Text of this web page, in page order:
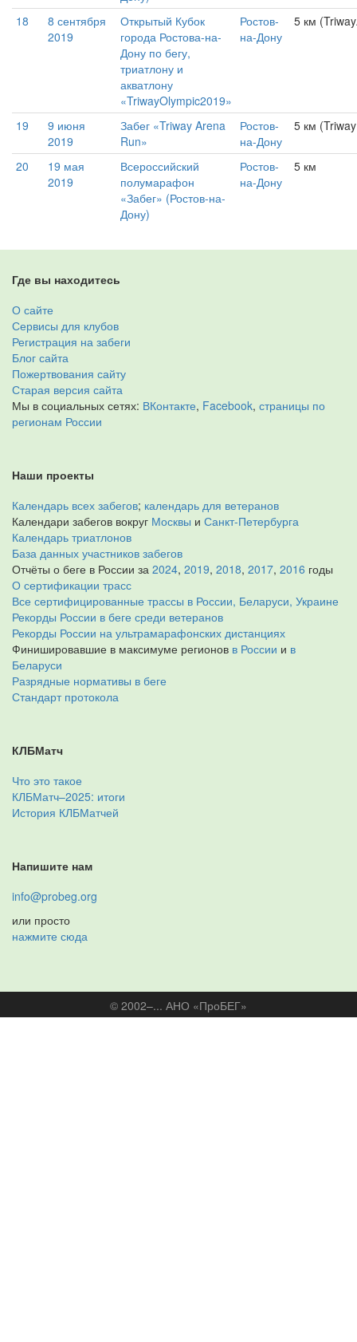
18
8 сентября
2019
Открытый Кубок
города Ростова-на-
Дону по бегу,
триатлону и
акватлону
«TriwayOlympic2019»
Ростов-
на-Дону
5 км
19
9 июня
2019
Забег «Triway Arena
Run»
Ростов-
на-Дону
5 км
20
19 мая
2019
Всероссийский
полумарафон
«Забег» (Ростов-на-
Дону)
Ростов-
на-Дону
5 км
Где вы находитесь
О сайте
Сервисы для клубов
Регистрация на забеги
Блог сайта
Пожертвования сайту
Старая версия сайта
Мы в социальных сетях: ВКонтакте, Facebook, страницы по
регионам России
Наши проекты
Календарь всех забегов; календарь для ветеранов
Календари забегов вокруг Москвы и Санкт-Петербурга
Календарь триатлонов
База данных участников забегов
Отчёты о беге в России за 2024, 2019, 2018, 2017, 2016 годы
О сертификации трасс
Все сертифицированные трассы в России, Беларуси, Украине
Рекорды России в беге среди ветеранов
Рекорды России на ультрамарафонских дистанциях
Финишировавшие в максимуме регионов в России и в
Беларуси
Разрядные нормативы в беге
Стандарт протокола
КЛБМатч
Что это такое
КЛБМатч–2025: итоги
История КЛБМатчей
Напишите нам
info@probeg.org
или просто
нажмите сюда
© 2002–... АНО «ПроБЕГ»